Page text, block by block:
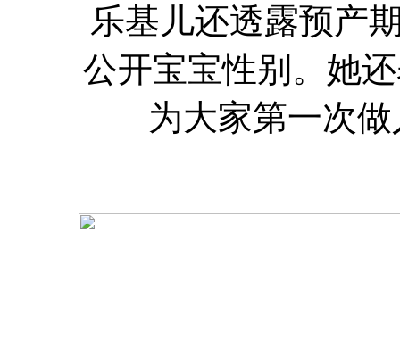
乐基儿还透露预产
公开宝宝性别。她
为大家第一次